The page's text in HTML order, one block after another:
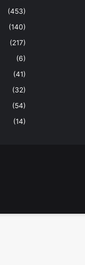
(453)
(140)
(217)
(6)
(41)
(32)
(54)
(14)